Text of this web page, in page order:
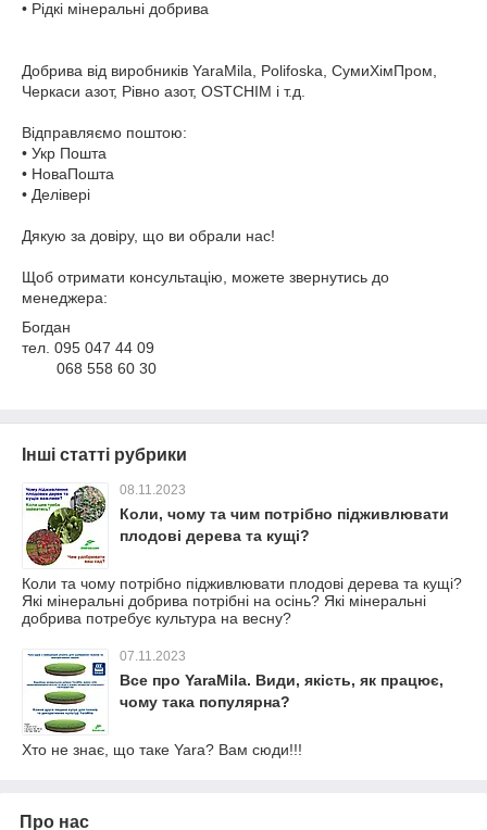
• Рідкі мінеральні добрива
Добрива від виробників YaraMila, Polifoska, СумиХімПром,
Черкаси азот, Рівно азот, OSTCHIM і т.д.
Відправляємо поштою:
• Укр Пошта
• НоваПошта
• Делівері
Дякую за довіру, що ви обрали нас!
Щоб отримати консультацію, можете звернутись до
менеджера:
Богдан
тел. 095 047 44 09
068 558 60 30
Інші статті рубрики
08.11.2023
Коли, чому та чим потрібно підживлювати
плодові дерева та кущі?
Коли та чому потрібно підживлювати плодові дерева та кущі?
Які мінеральні добрива потрібні на осінь? Які мінеральні
добрива потребує культура на весну?
07.11.2023
Все про YaraMila. Види, якість, як працює,
чому така популярна?
Хто не знає, що таке Yara? Вам сюди!!!
Про нас